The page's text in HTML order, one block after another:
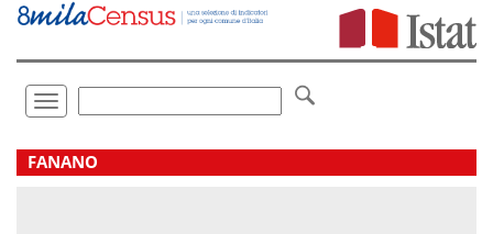
Vai
direttamente
Toggle
navigation
.
FANANO